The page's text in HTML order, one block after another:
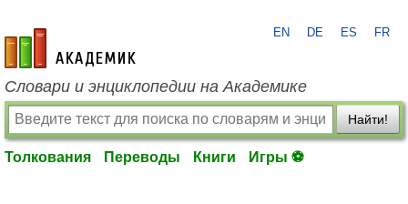
academic.ru
EN DE ES FR
Словари и энциклопедии на Академике
Найти!
Толкования Переводы Книги Игры ⚽